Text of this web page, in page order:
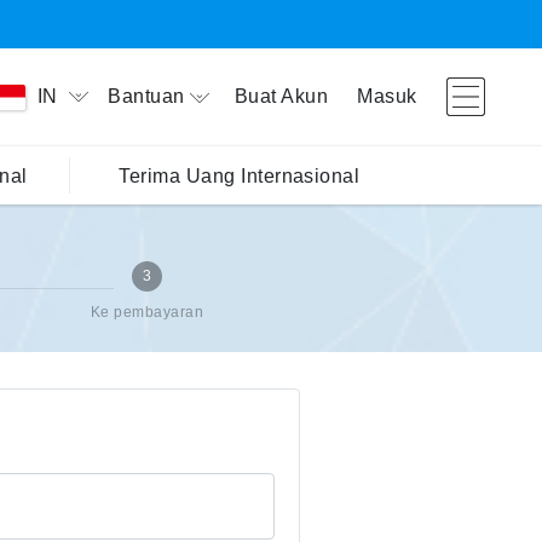
IN Bantuan Buat Akun Masuk
Terima Uang Internasional
3
Ke pembayaran